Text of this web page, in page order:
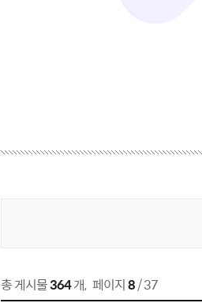
총 게시물364개, 페이지8/ 37